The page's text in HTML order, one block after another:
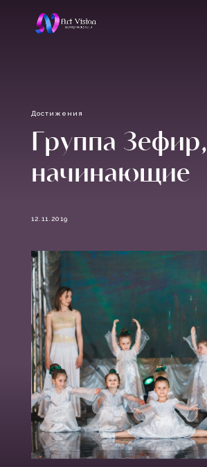
Достижения
Группа Зефир,
начинающие
12.11.2019